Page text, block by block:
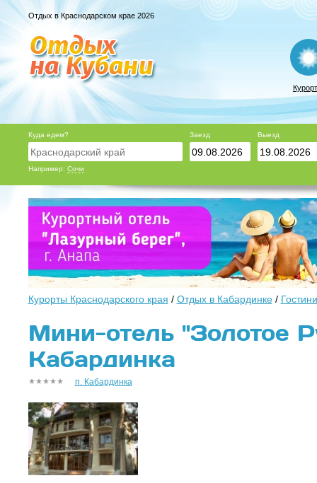
Отдых в Краснодарском крае 2026
Куда едем?
Например: Сочи
Заезд Выезд
Курорты Краснодарского края / Отдых в Кабардинке/
Мини-отель "Золотое
Кабардинка
п. Кабардинка